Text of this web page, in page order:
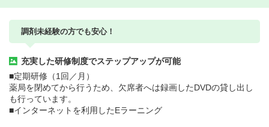
調剤未経験の方でも安心！
充実した研修制度でステップアップが可能
■定期研修（1回／月）
薬局を閉めてから行うため、欠席者へは録画したDVDの貸し出し
も行っています。
■インターネットを利用したEラーニング